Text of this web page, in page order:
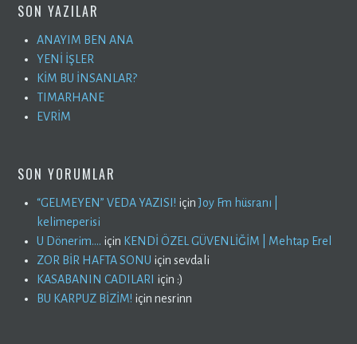
SON YAZILAR
ANAYIM BEN ANA
YENİ İŞLER
KİM BU İNSANLAR?
TIMARHANE
EVRİM
SON YORUMLAR
“GELMEYEN” VEDA YAZISI! içinJoy Fm hüsranı |
kelimeperisi
U Dönerim…. için KENDİ ÖZEL GÜVENLİĞİM | Mehtap Erel
ZOR BİR HAFTA SONU içinsevdali
KASABANIN CADILARI
için :)
BU KARPUZ BİZİM! içinnesrinn